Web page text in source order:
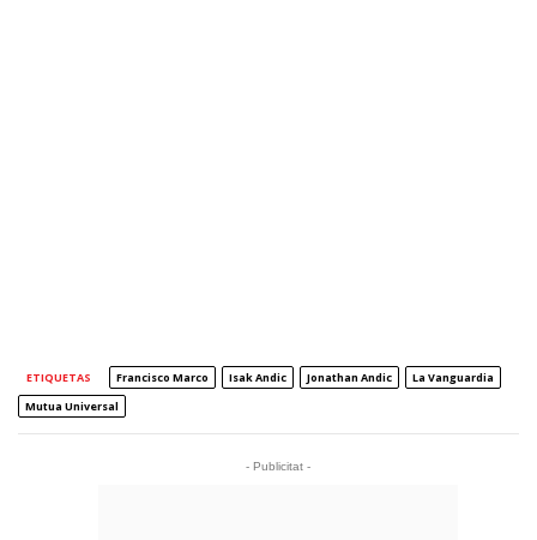
ETIQUETAS Francisco Marco Isak Andic Jonathan Andic
La Vanguardia
Mutua Universal
- Publicitat -